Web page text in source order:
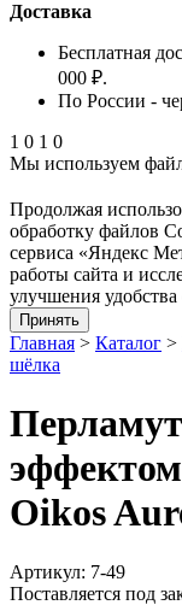
Доставка
Бесплатная
000 ₽.
По России -
1 0 1 0
Мы используем
Продолжая
обработку файлов
сервиса «Яндекс
работы сайта и
улучшения удобства
Принять
Главная > Каталог >
шёлка
Oikos
Артикул: 7-49
Поставляется под